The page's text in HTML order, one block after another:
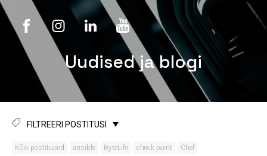
Uudised ja blogi
FILTREERI POSTITUSI
Kõik postitused ansible ByteLife check point
Chef